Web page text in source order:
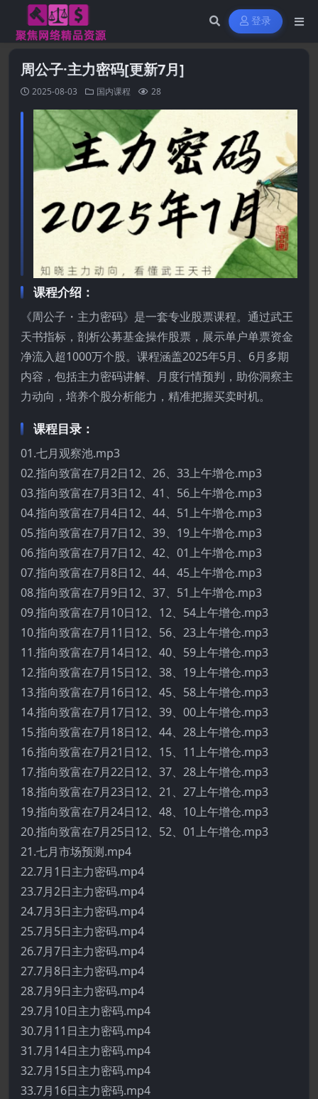
登录
周公子·主力密码[更新7月]
2025-08-03 国内课程 28
课程介绍：
《周公子・主力密码》是一套专业股票课程。通过武王
天书指标，剖析公募基金操作股票，展示单户单票资金
净流入超1000万个股。课程涵盖2025年5月、6月多期
内容，包括主力密码讲解、月度行情预判，助你洞察主
力动向，培养个股分析能力，精准把握买卖时机。
课程目录：
01.七月观察池.mp3
02.指向致富在7月2日12、26、33上午增仓.mp3
03.指向致富在7月3日12、41、56上午增仓.mp3
04.指向致富在7月4日12、44、51上午增仓.mp3
05.指向致富在7月7日12、39、19上午增仓.mp3
06.指向致富在7月7日12、42、01上午增仓.mp3
07.指向致富在7月8日12、44、45上午增仓.mp3
08.指向致富在7月9日12、37、51上午增仓.mp3
09.指向致富在7月10日12、12、54上午增仓.mp3
10.指向致富在7月11日12、56、23上午增仓.mp3
11.指向致富在7月14日12、40、59上午增仓.mp3
12.指向致富在7月15日12、38、19上午增仓.mp3
13.指向致富在7月16日12、45、58上午增仓.mp3
14.指向致富在7月17日12、39、00上午增仓.mp3
15.指向致富在7月18日12、44、28上午增仓.mp3
16.指向致富在7月21日12、15、11上午增仓.mp3
17.指向致富在7月22日12、37、28上午增仓.mp3
18.指向致富在7月23日12、21、27上午增仓.mp3
19.指向致富在7月24日12、48、10上午增仓.mp3
20.指向致富在7月25日12、52、01上午增仓.mp3
21.七月市场预测.mp4
22.7月1日主力密码.mp4
23.7月2日主力密码.mp4
24.7月3日主力密码.mp4
25.7月5日主力密码.mp4
26.7月7日主力密码.mp4
27.7月8日主力密码.mp4
28.7月9日主力密码.mp4
29.7月10日主力密码.mp4
30.7月11日主力密码.mp4
31.7月14日主力密码.mp4
32.7月15日主力密码.mp4
33.7月16日主力密码.mp4